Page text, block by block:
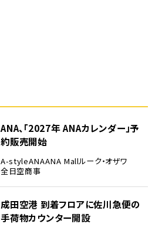
ANA、「2027年 ANAカレンダー」予
約販売開始
A-styleANAANA Mallルーク・オザワ
全日空商事
成田空港 到着フロアに佐川急便の
手荷物カウンター開設